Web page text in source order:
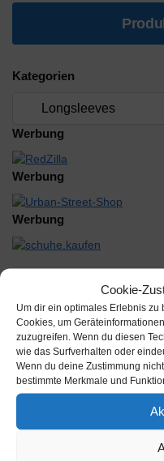
Cookie-
Um dir ein optimales Erlebnis
Cookies, um
zuzugreifen. Wenn du diesen
wie das Surfverhalten oder
Wenn du deine Zustimmung
bestimmte Merkmale und
Kategorien
Werbung
Werbung
Werbung
Beschreibung
Das farbenfrohe Design
Ärmeln wirkt sportlich chic
zu Leggins oder einem Roc…
Farbe: Weiß/Schwarz